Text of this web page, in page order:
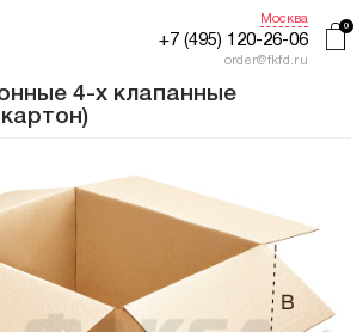
Москва
+7 (495) 120-26-06
order@fkfd.ru
4-х клапанные